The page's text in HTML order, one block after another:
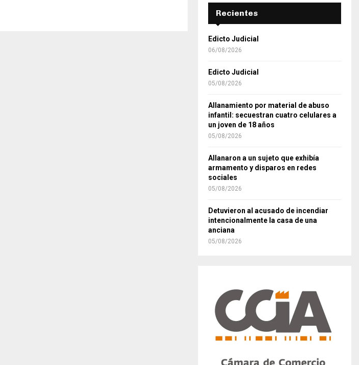
Recientes
Edicto Judicial
06/08/2026
Edicto Judicial
05/08/2026
Allanamiento por material de abuso
infantil: secuestran cuatro celulares a
un joven de 18 años
05/08/2026
Allanaron a un sujeto que exhibía
armamento y disparos en redes
sociales
05/08/2026
Detuvieron al acusado de incendiar
intencionalmente la casa de una
anciana
05/08/2026